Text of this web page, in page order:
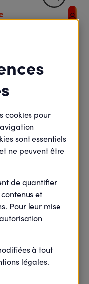

cookies pour
sont essentiels
ne peuvent être
de quantifier
et
Pour leur mise
à tout
légales.